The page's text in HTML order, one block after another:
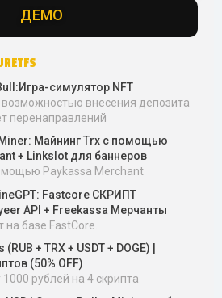
з
ДЕМО
симулятор NFT
возможностью внесения депозита
перенаправлений
Майнинг Trx с помощью
+ Linkslot для баннеров
Paykassa Merchant
Fastcore СКРИПТ
API + Freekassa Мерчанты
базе FastCore.
(RUB + TRX + USDT + DOGE) |
(50% OFF)
1000 рублей на 4 скрипта